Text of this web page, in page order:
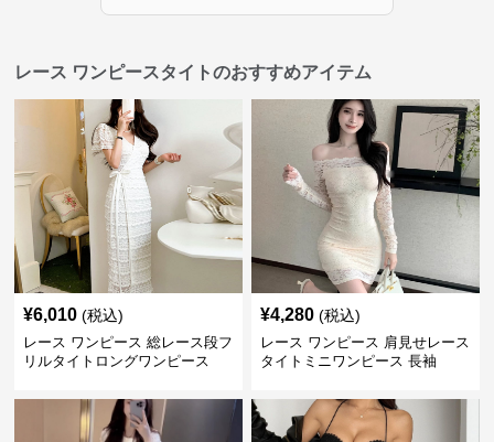
レース ワンピースタイトのおすすめアイテム
¥6,010 (税込)
レース ワンピース 総レース段フ
リルタイトロングワンピース
¥4,280 (税込)
レース ワンピース 肩見せレース
タイトミニワンピース 長袖